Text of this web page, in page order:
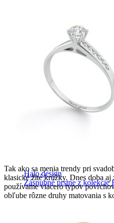
Halo design
Zásnubné prstne z kolekcie
Tak ako sa menia trendy pri
klasické žlté krúžky. Dnes doba
používame viacero typov
obľube rôzne druhy matovania s